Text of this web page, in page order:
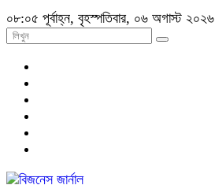
০৮:০৫ পূর্বাহ্ন, বৃহস্পতিবার, ০৬ অগাস্ট ২০২৬